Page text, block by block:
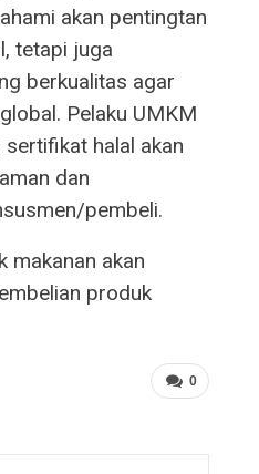
akan pentingtan
tetapi juga
berkualitas agar
Pelaku UMKM
halal akan
dan
pembeli.
makanan akan
produk
0